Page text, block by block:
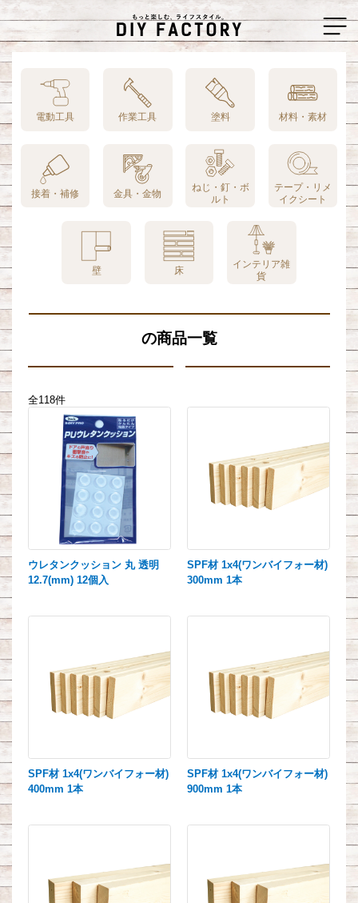
電動工具 作業工具 塗料 材料・素材
接着・補修 金具・金物
ねじ・釘・ボ
ルト
テープ・リメ
イクシート
壁 床
インテリア雑
貨
の商品一覧
全118件
ウレタンクッション 丸 透明
12.7(mm) 12個入
SPF材 1x4(ワンバイフォー材)
300mm 1本
SPF材 1x4(ワンバイフォー材)
400mm 1本
SPF材 1x4(ワンバイフォー材)
900mm 1本